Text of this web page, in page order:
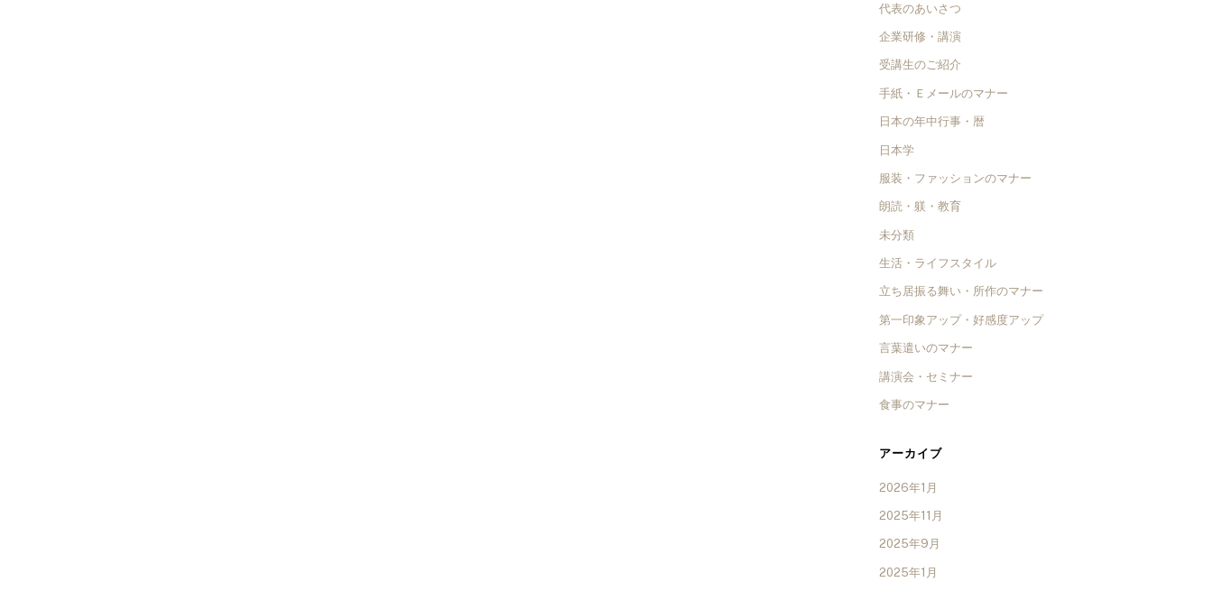
代表のあいさつ
企業研修・講演
受講生のご紹介
手紙・Ｅメールのマナー
日本の年中行事・暦
日本学
服装・ファッションのマナー
朗読・躾・教育
未分類
生活・ライフスタイル
立ち居振る舞い・所作のマナー
第一印象アップ・好感度アップ
言葉遣いのマナー
講演会・セミナー
食事のマナー
アーカイブ
2026年1月
2025年11月
2025年9月
2025年1月